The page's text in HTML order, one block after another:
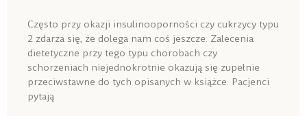
Często przy okazji insulinooporności czy cukrzycy typu
2 zdarza się, że dolega nam coś jeszcze. Zalecenia
dietetyczne przy tego typu chorobach czy
schorzeniach niejednokrotnie okazują się zupełnie
przeciwstawne do tych opisanych w książce. Pacjenci
pytają